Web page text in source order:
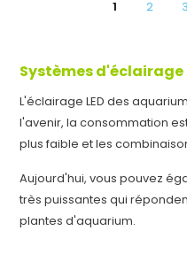
1 2 3
Systèmes d'éclairage
L'éclairage LED des
l'avenir, la consommation
plus faible et les
Aujourd'hui, vous pouvez
très puissantes qui
plantes d'aquarium.